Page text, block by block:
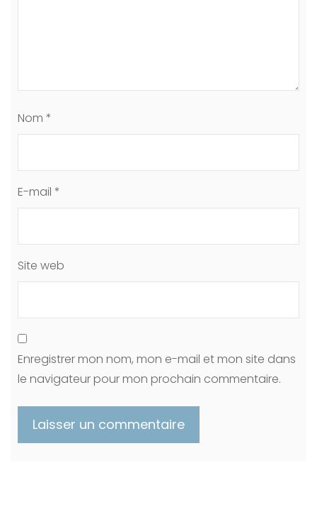
Nom *
E-mail *
Site web
Enregistrer mon nom, mon e-mail et mon site dans
le navigateur pour mon prochain commentaire.